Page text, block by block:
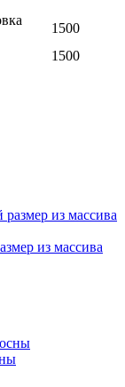
1500
1500
из массива